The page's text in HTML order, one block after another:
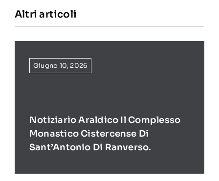
Altri articoli
Giugno 10, 2026
Notiziario Araldico Il Complesso
Monastico Cistercense Di
Sant’Antonio Di Ranverso.